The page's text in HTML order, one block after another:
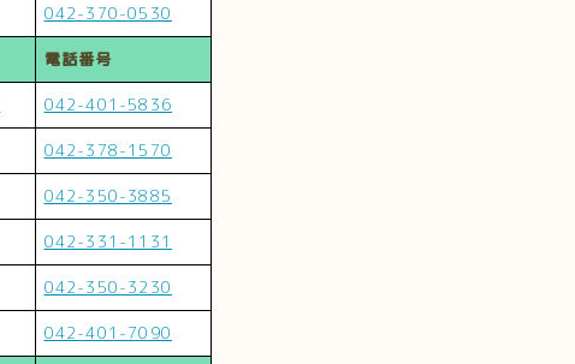
042-370-0530
電話番号
042-401-5836
042-378-1570
042-350-3885
042-331-1131
042-350-3230
042-401-7090